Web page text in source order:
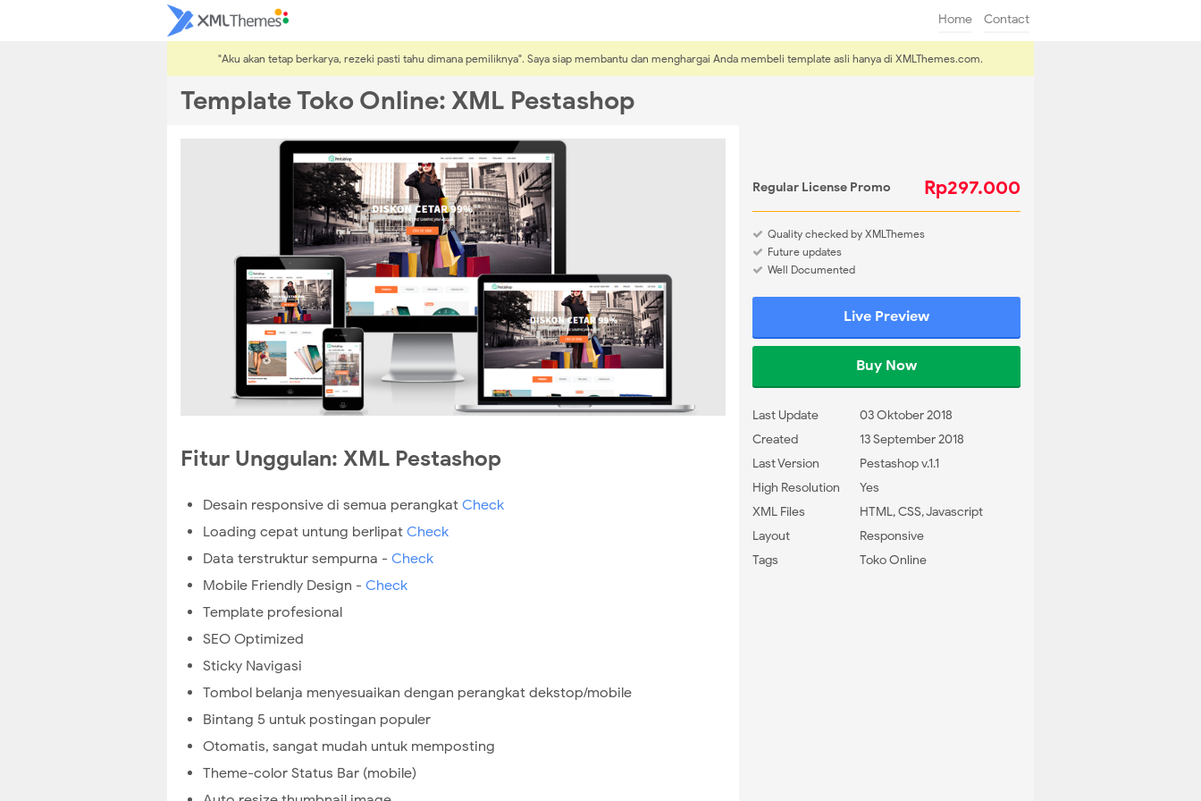
Home Contact
"Aku akan tetap berkarya, rezeki pasti tahu dimana pemiliknya". Saya siap membantu dan menghargai Anda membeli template asli hanya di XMLThemes.com.
Template Toko Online: XML Pestashop
Fitur Unggulan: XML Pestashop
Desain responsive di semua perangkat Check
Loading cepat untung berlipat Check
Data terstruktur sempurna - Check
Mobile Friendly Design - Check
Template profesional
SEO Optimized
Sticky Navigasi
Tombol belanja menyesuaikan dengan perangkat dekstop/mobile
Bintang 5 untuk postingan populer
Otomatis, sangat mudah untuk memposting
Theme-color Status Bar (mobile)
Regular License Rp297.000
Promo
Quality checked by XMLThemes
Future updates
Well Documented
Live Preview
Buy Now
Last Update
03 Oktober 2018
Created
13 September 2018
Last Version
Pestashop v.1.1
High Resolution
Yes
XML Files
HTML, CSS, Javascript
Layout
Responsive
Tags
Toko Online